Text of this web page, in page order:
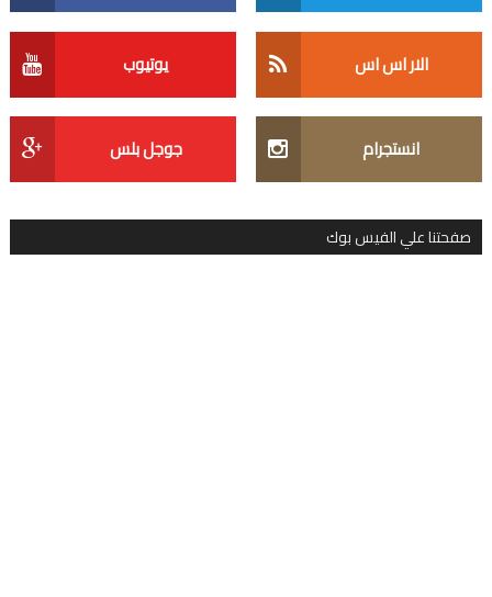
يوتيوب الار اس اس
جوجل بلس انستجرام
صفحتنا علي الفيس بوك